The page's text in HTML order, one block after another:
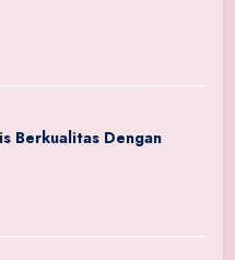
Berkualitas Dengan